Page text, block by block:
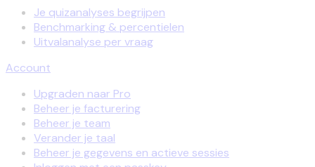
Je quizanalyses begrijpen
Benchmarking & percentielen
Uitvalanalyse per vraag
Account
Upgraden naar Pro
Beheer je facturering
Beheer je team
Verander je taal
Beheer je gegevens en actieve sessies